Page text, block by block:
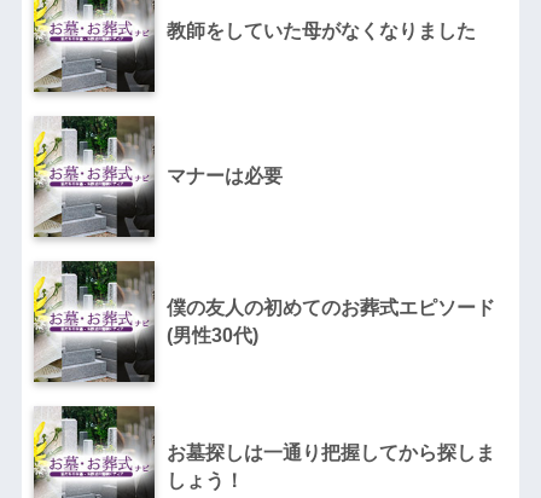
教師をしていた母がなくなりました
マナーは必要
僕の友人の初めてのお葬式エピソード
(男性30代)
お墓探しは一通り把握してから探しま
しょう！